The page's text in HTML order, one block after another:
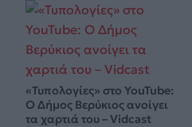
«Τυπολογίες» στο YouTube:
Ο Δήμος Βερύκιος ανοίγει
τα χαρτιά του – Vidcast